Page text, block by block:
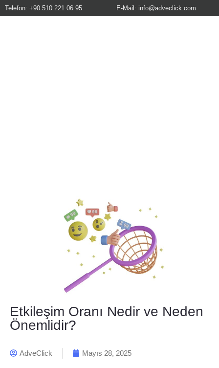
Telefon: +90 510 221 06 95 E-Mail: info@adveclick.com
Etkileşim Oranı Nedir ve Neden
Önemlidir?
AdveClick Mayıs 28, 2025